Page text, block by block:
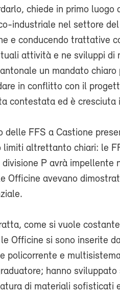
chiede in primo
industriale nel settore
e conducendo trattative
attività e ne sviluppi di
un mandato
in conflitto con il
contestata ed è cresciuta
delle FFS a Castione
limiti altrettanto chiari: le
divisione P avrà
Officine avevano
come si vuole
Officine si sono inserite
policorrente e
hanno
di materiali sofisticati